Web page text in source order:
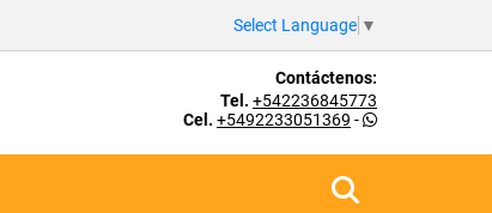
Select Language ▼
Contáctenos:
Tel. +542236845773
Cel. +5492233051369 -